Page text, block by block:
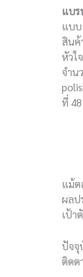
แบร
แบบ
สินค้
หัวใ
จำน
ที่
แม้ต
ผลป
เป้า
ปัจจุ
ติดต